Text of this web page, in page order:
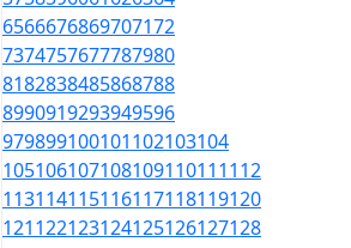
6566676869707172
7374757677787980
8182838485868788
8990919293949596
979899100101102103104
105106107108109110111112
113114115116117118119120
121122123124125126127128